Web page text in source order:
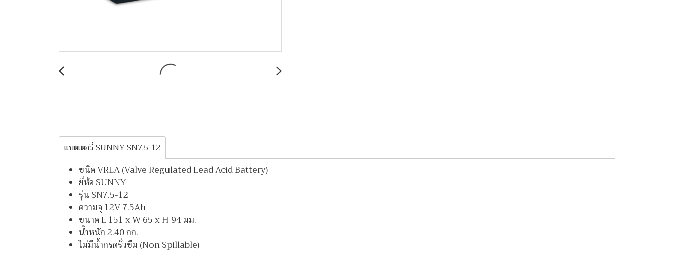
แบตเตอรี่ SUNNY SN7.5-12
ชนิด VRLA (Valve Regulated Lead Acid Battery)
ยี่ห้อ SUNNY
รุ่น SN7.5-12
ความจุ 12V 7.5Ah
ขนาด L 151 x W 65 x H 94 มม.
น้ำหนัก 2.40 กก.
ไม่มีน้ำกรดรั่วซืม (Non Spillable)